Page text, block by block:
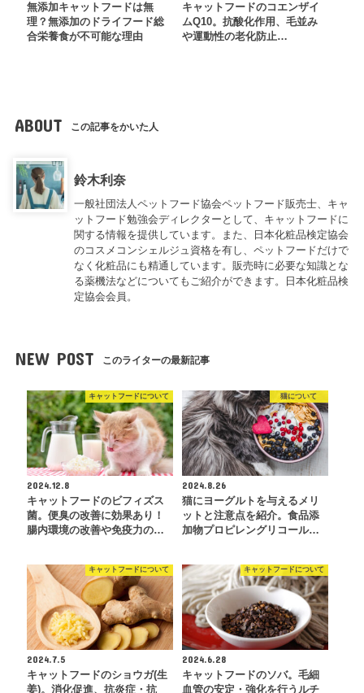
無添加キャットフードは無
理？無添加のドライフード総
合栄養食が不可能な理由
キャットフードのコエンザイ
ムQ10。抗酸化作用、毛並み
や運動性の老化防止…
ABOUT この記事をかいた人
鈴木利奈
一般社団法人ペットフード協会ペットフード販売士、キャ
ットフード勉強会ディレクターとして、キャットフードに
関する情報を提供しています。また、日本化粧品検定協会
のコスメコンシェルジュ資格を有し、ペットフードだけで
なく化粧品にも精通しています。販売時に必要な知識とな
る薬機法などについてもご紹介ができます。日本化粧品検
定協会会員。
NEW POST このライターの最新記事
キャットフードについて
2024.12.8
キャットフードのビフィズス
菌。便臭の改善に効果あり！
腸内環境の改善や免疫力の…
猫について
2024.8.26
猫にヨーグルトを与えるメリ
ットと注意点を紹介。食品添
加物プロピレングリコール…
キャットフードについて
2024.7.5
キャットフードのショウガ(生
姜)。消化促進、抗炎症・抗
キャットフードについて
2024.6.28
キャットフードのソバ。毛細
血管の安定・強化を行うルチ